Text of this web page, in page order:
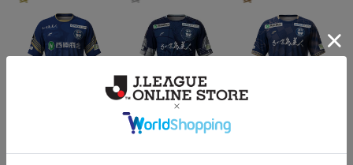
【値引き】【すぐにお届
け】2025オーセンティッ